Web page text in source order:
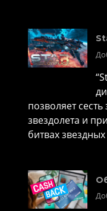
позволяет
звездолета и
битвах